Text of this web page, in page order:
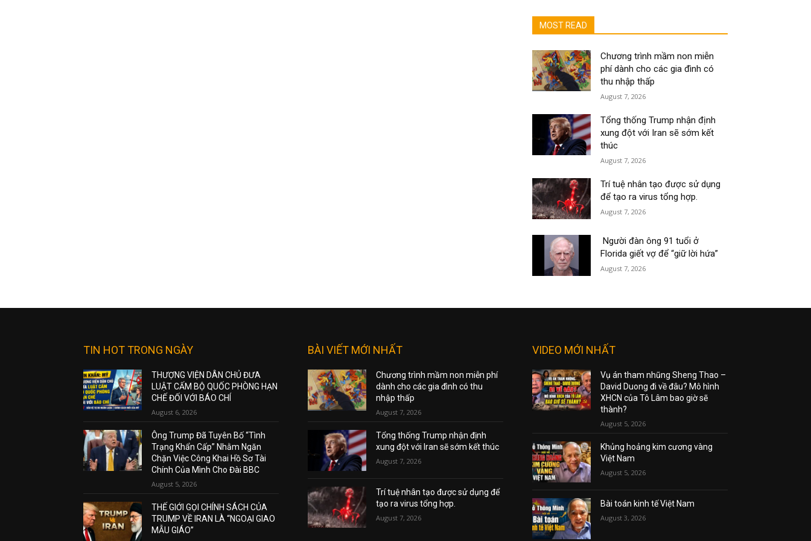
MOST READ
Chương trình mầm non miễn
phí dành cho các gia đình có
thu nhập thấp
August 7, 2026
Tổng thống Trump nhận định
xung đột với Iran sẽ sớm kết
thúc
August 7, 2026
Trí tuệ nhân tạo được sử dụng
để tạo ra virus tổng hợp.
August 7, 2026
Người đàn ông 91 tuổi ở
Florida giết vợ để “giữ lời hứa”
August 7, 2026
TIN HOT TRONG NGÀY
THƯỢNG VIỆN DÂN CHỦ ĐƯA
LUẬT CẤM BỘ QUỐC PHÒNG HẠN
CHẾ ĐỐI VỚI BÁO CHÍ
August 6, 2026
Ông Trump Đã Tuyên Bố “Tình
Trạng Khẩn Cấp” Nhằm Ngăn
Chặn Việc Công Khai Hồ Sơ Tài
Chính Của Mình Cho Đài BBC
August 5, 2026
THẾ GIỚI GỌI CHÍNH SÁCH CỦA
TRUMP VỀ IRAN LÀ “NGOẠI GIAO
MẪU GIÁO”
BÀI VIẾT MỚI NHẤT
Chương trình mầm non miễn phí
dành cho các gia đình có thu
nhập thấp
August 7, 2026
Tổng thống Trump nhận định
xung đột với Iran sẽ sớm kết thúc
August 7, 2026
Trí tuệ nhân tạo được sử dụng để
tạo ra virus tổng hợp.
August 7, 2026
VIDEO MỚI NHẤT
Vụ án tham nhũng Sheng Thao –
David Duong đi về đâu? Mô hình
XHCN của Tô Lâm bao giờ sẽ
thành?
August 5, 2026
Khủng hoảng kim cương vàng
Việt Nam
August 5, 2026
Bài toán kinh tế Việt Nam
August 3, 2026